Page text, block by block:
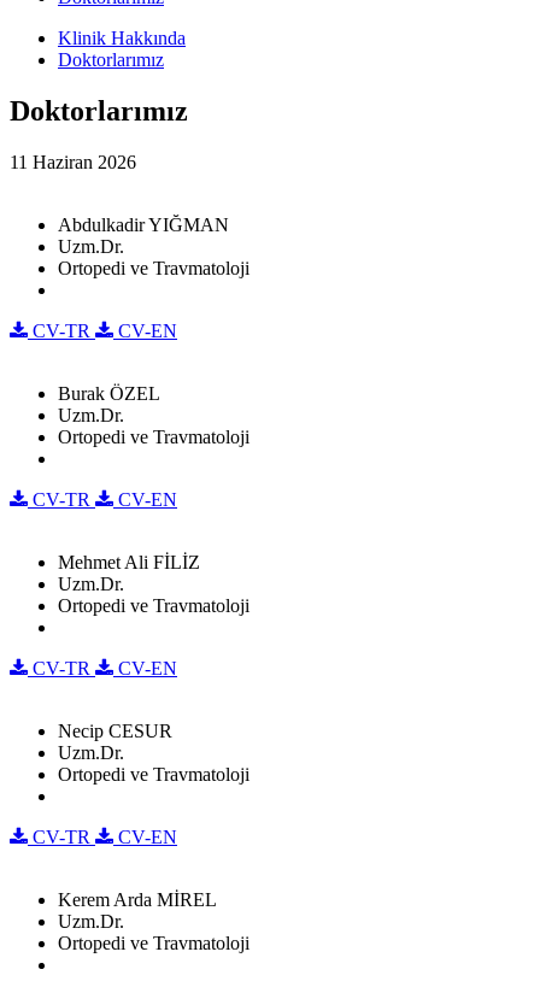
Klinik Hakkında
Doktorlarımız
Doktorlarımız
11 Haziran 2026
Abdulkadir YIĞMAN
Uzm.Dr.
Ortopedi ve Travmatoloji
CV-TR CV-EN
Burak ÖZEL
Uzm.Dr.
Ortopedi ve Travmatoloji
CV-TR CV-EN
Mehmet Ali FİLİZ
Uzm.Dr.
Ortopedi ve Travmatoloji
CV-TR CV-EN
Necip CESUR
Uzm.Dr.
Ortopedi ve Travmatoloji
CV-TR CV-EN
Kerem Arda MİREL
Uzm.Dr.
Ortopedi ve Travmatoloji